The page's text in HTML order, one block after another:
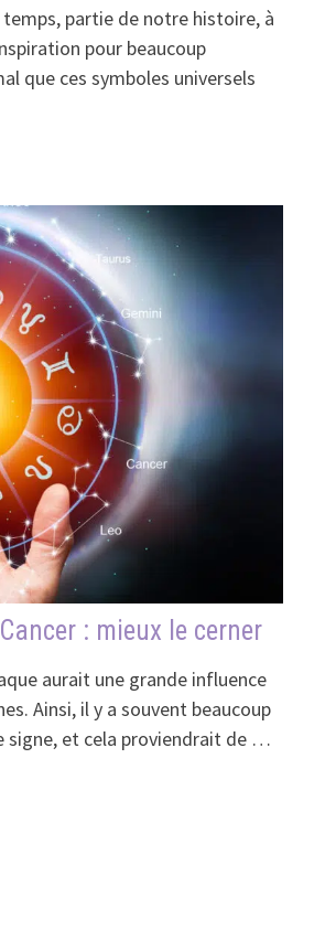
partie de notre histoire, à
pour beaucoup
que ces symboles universels
: mieux le cerner
aurait une grande influence
Ainsi, il y a souvent beaucoup
signe, et cela proviendrait de …